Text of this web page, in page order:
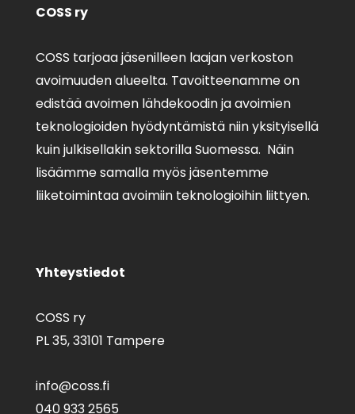
COSS ry
COSS tarjoaa jäsenilleen laajan verkoston
avoimuuden alueelta. Tavoitteenamme on
edistää avoimen lähdekoodin ja avoimien
teknologioiden hyödyntämistä niin yksityisellä
kuin julkisellakin sektorilla Suomessa. Näin
lisäämme samalla myös jäsentemme
liiketoimintaa avoimiin teknologioihin liittyen.
Yhteystiedot
COSS ry
PL 35,33101 Tampere
info@coss.fi
040 933 2565